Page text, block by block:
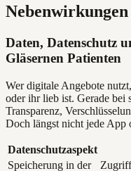
Daten, Datenschutz
Gläsernen Patienten
Wer digitale Angebote
oder ihr lieb ist. Gerade bei
Transparenz,
Doch längst nicht jede App
Datenschutzaspekt
Speicherung in der